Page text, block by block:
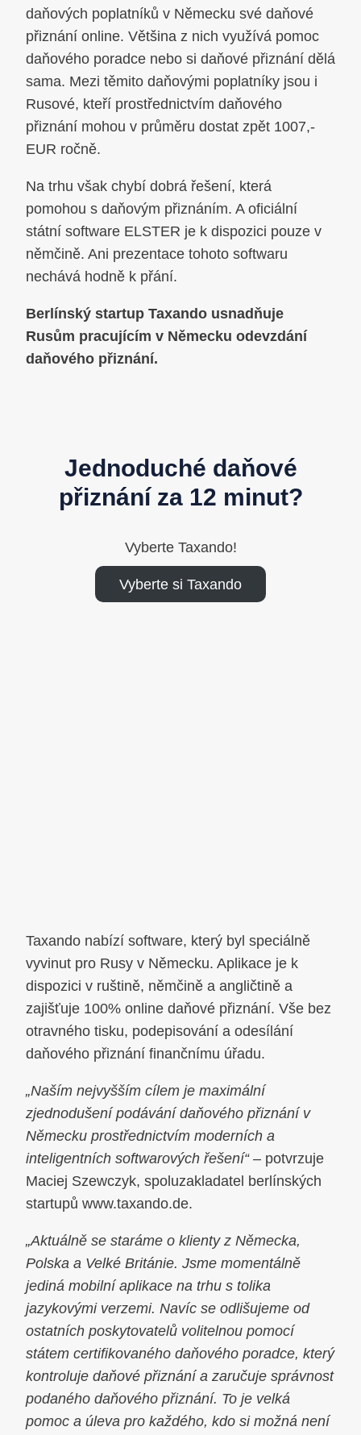
daňových poplatníků v Německu své daňové
přiznání online. Většina z nich využívá pomoc
daňového poradce nebo si daňové přiznání dělá
sama. Mezi těmito daňovými poplatníky jsou i
Rusové, kteří prostřednictvím daňového
přiznání mohou v průměru dostat zpět 1007,-
EUR ročně.
Na trhu však chybí dobrá řešení, která
pomohou s daňovým přiznáním. A oficiální
státní software ELSTER je k dispozici pouze v
němčině. Ani prezentace tohoto softwaru
nechává hodně k přání.
Berlínský startup Taxando usnadňuje
Rusům pracujícím v Německu odevzdání
daňového přiznání.
Jednoduché daňové
přiznání za 12 minut?
Vyberte Taxando!
Vyberte si Taxando
Taxando nabízí software, který byl speciálně
vyvinut pro Rusy v Německu. Aplikace je k
dispozici v ruštině, němčině a angličtině a
zajišťuje 100% online daňové přiznání. Vše bez
otravného tisku, podepisování a odesílání
daňového přiznání finančnímu úřadu.
„Naším nejvyšším cílem je maximální
zjednodušení podávání daňového přiznání v
Německu prostřednictvím moderních a
inteligentních softwarových řešení“– potvrzuje
Maciej Szewczyk, spoluzakladatel berlínských
startupů www.taxando.de.
„Aktuálně se staráme o klienty z Německa,
Polska a Velké Británie. Jsme momentálně
jediná mobilní aplikace na trhu s tolika
jazykovými verzemi. Navíc se odlišujeme od
ostatních poskytovatelů volitelnou pomocí
státem certifikovaného daňového poradce, který
kontroluje daňové přiznání a zaručuje správnost
podaného daňového přiznání. To je velká
pomoc a úleva pro každého, kdo si možná není